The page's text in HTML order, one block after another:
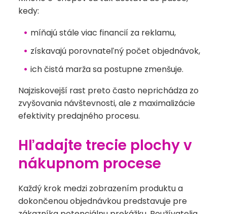
kedy:
míňajú stále viac financií za reklamu,
získavajú porovnateľný počet objednávok,
ich čistá marža sa postupne zmenšuje.
Najziskovejší rast preto často neprichádza zo
zvyšovania návštevnosti, ale z maximalizácie
efektivity predajného procesu.
Hľadajte trecie plochy v
nákupnom procese
Každý krok medzi zobrazením produktu a
dokončenou objednávkou predstavuje pre